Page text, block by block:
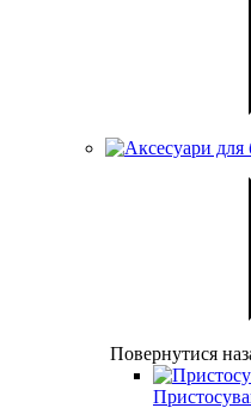
Повернутися